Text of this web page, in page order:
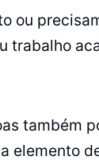
ou
também